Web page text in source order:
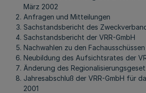
März 2002
Anfragen und Mitteilungen
Sachstandsbericht des
Sachstandsbericht der VRR-GmbH
Nachwahlen zu den Fachausschüssen
Neubildung des Aufsichtsrates der
Änderung des
Jahresabschluß der VRR-GmbH für
2001